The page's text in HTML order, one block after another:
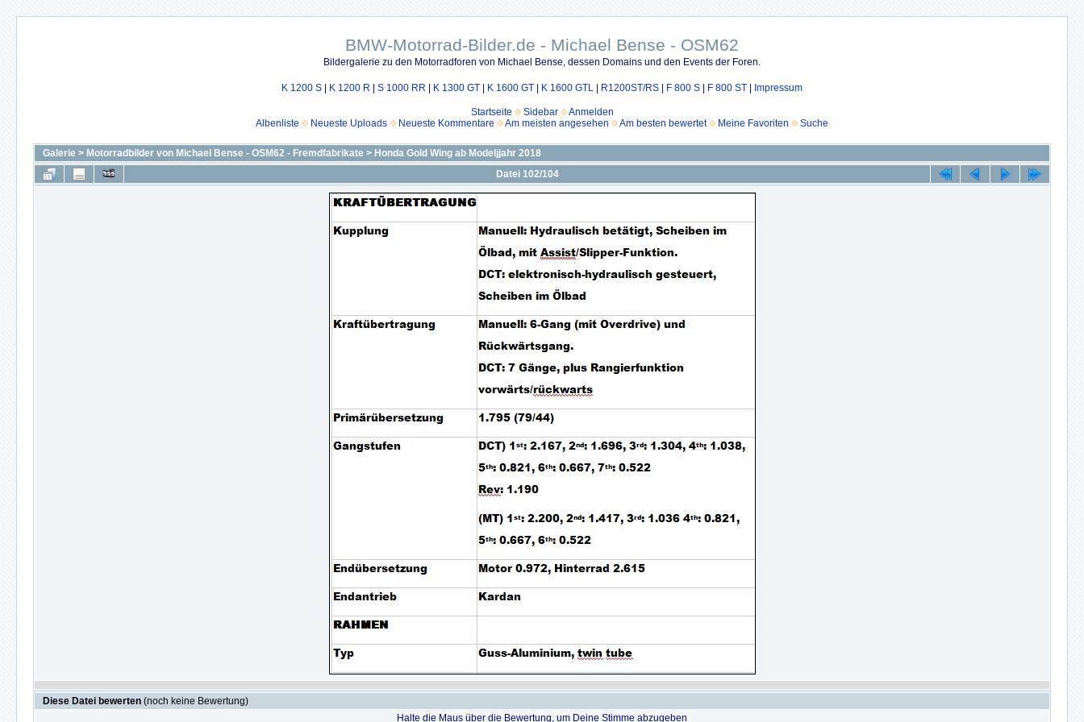
BMW-Motorrad-Bilder.de - Michael Bense - OSM62
Bildergalerie zu den Motorradforen von Michael Bense, dessen Domains und den Events der Foren.
K 1200 S K 1200 R S 1000 RR K 1300 GT K 1600 GT K 1600 GTL R1200ST/RS F 800 S F 800 ST Impressum
Startseite Sidebar
Anmelden
Albenliste
Neueste Uploads Neueste Kommentare Am meisten angesehen Am besten bewertet Meine Favoriten Suche
Galerie > Motorradbilder von Michael Bense - OSM62 - Fremdfabrikate > Honda Gold Wing ab Modeljjahr 2018
Datei 102/104
Diese Datei bewerten (noch keine Bewertung)
Halte die Maus über die Bewertung, um Deine Stimme abzugeben